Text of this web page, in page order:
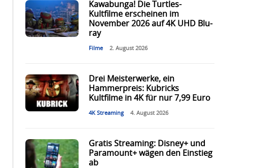
Kawabunga! Die Turtles-
Kultfilme erscheinen im
November 2026 auf 4K UHD Blu-
ray
Filme 2. August 2026
Drei Meisterwerke, ein
Hammerpreis: Kubricks
Kultfilme in 4K für nur 7,99 Euro
4K Streaming 4. August 2026
Gratis Streaming: Disney+ und
Paramount+ wägen den Einstieg
ab